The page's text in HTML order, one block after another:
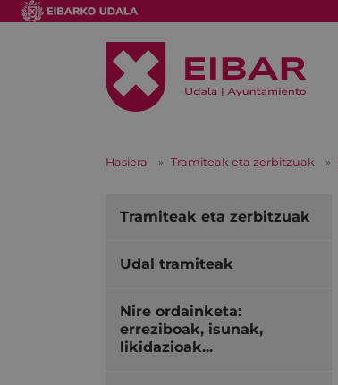
Hasiera Tramiteak eta zerbitzuak
Tramiteak eta zerbitzuak
Udal tramiteak
Nire ordainketa:
erreziboak, isunak,
likidazioak...